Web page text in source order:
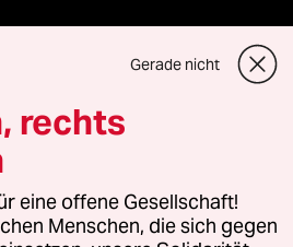
GmbH
Fragen oder für Genehmigungen
Gerade nicht
rechts
eine offene Gesellschaft!
Menschen, die sich gegen